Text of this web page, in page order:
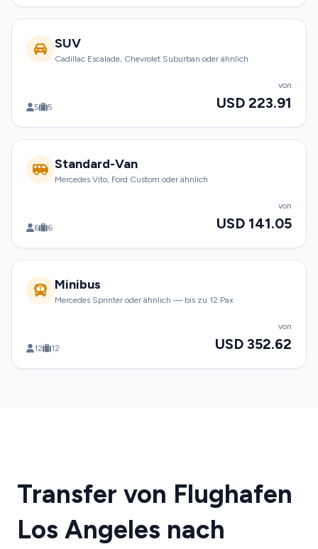
SUV
Cadillac Escalade, Chevrolet Suburban oder ähnlich
5 5
von
USD 223.91
Standard-Van
Mercedes Vito, Ford Custom oder ähnlich
6 6
von
USD 141.05
Minibus
Mercedes Sprinter oder ähnlich — bis zu 12 Pax
12 12
von
USD 352.62
Transfer von Flughafen
Los Angeles nach